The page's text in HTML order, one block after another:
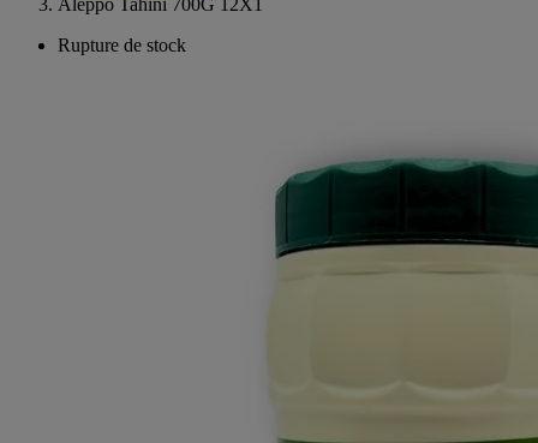
Aleppo Tahini 700G 12X1
Rupture de stock